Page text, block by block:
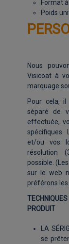
Format
Poids
Nous
Visicoat à
marquage
Pour cela,
séparé de
effectuée,
et/ou vos
résolution
possible.
sur le web
préférons les
PRODUIT
LA
se